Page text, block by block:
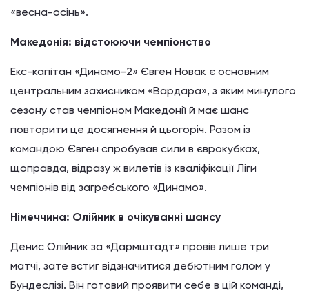
«весна-осінь».
Македонія: відстоюючи чемпіонство
Екс-капітан «Динамо-2» Євген Новак є основним
центральним захисником «Вардара», з яким минулого
сезону став чемпіоном Македонії й має шанс
повторити це досягнення й цьогоріч. Разом із
командою Євген спробував сили в єврокубках,
щоправда, відразу ж вилетів із кваліфікації Ліги
чемпіонів від загребського «Динамо».
Німеччина: Олійник в очікуванні шансу
Денис Олійник за «Дармштадт» провів лише три
матчі, зате встиг відзначитися дебютним голом у
Бундеслізі. Він готовий проявити себе в цій команді,